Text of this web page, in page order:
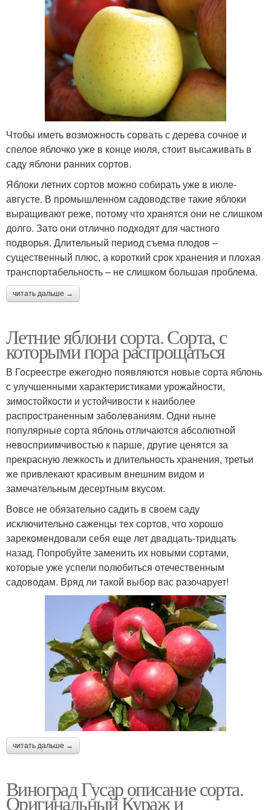
Чтобы иметь возможность сорвать с дерева сочное и
спелое яблочко уже в конце июля, стоит высаживать в
саду яблони ранних сортов.
Яблоки летних сортов можно собирать уже в июле-
августе. В промышленном садоводстве такие яблоки
выращивают реже, потому что хранятся они не слишком
долго. Зато они отлично подходят для частного
подворья. Длительный период съема плодов –
существенный плюс, а короткий срок хранения и плохая
транспортабельность – не слишком большая проблема.
читать дальше →
Летние яблони сорта. Сорта, с
которыми пора распрощаться
В Госреестре ежегодно появляются новые сорта яблонь
с улучшенными характеристиками урожайности,
зимостойкости и устойчивости к наиболее
распространенным заболеваниям. Одни ныне
популярные сорта яблонь отличаются абсолютной
невосприимчивостью к парше, другие ценятся за
прекрасную лежкость и длительность хранения, третьи
же привлекают красивым внешним видом и
замечательным десертным вкусом.
Вовсе не обязательно садить в своем саду
исключительно саженцы тех сортов, что хорошо
зарекомендовали себя еще лет двадцать-тридцать
назад. Попробуйте заменить их новыми сортами,
которые уже успели полюбиться отечественным
садоводам. Вряд ли такой выбор вас разочарует!
читать дальше →
Виноград Гусар описание сорта.
Оригинальный Кураж и